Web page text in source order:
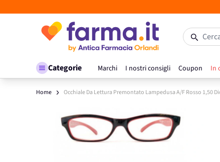
Salta al contenuto
Categorie Marchi I nostri consigli Coupon In
Home Occhiale Da Lettura Premontato Lampedusa A/F Rosso 1,50
Main image
Click to view image in fullscreen